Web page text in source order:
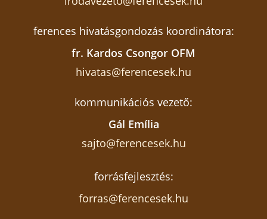
ferences hivatásgondozás koordinátora:
fr. Kardos Csongor OFM
hivatas@ferencesek.hu
kommunikációs vezető:
Gál Emília
sajto@ferencesek.hu
forrásfejlesztés:
forras@ferencesek.hu